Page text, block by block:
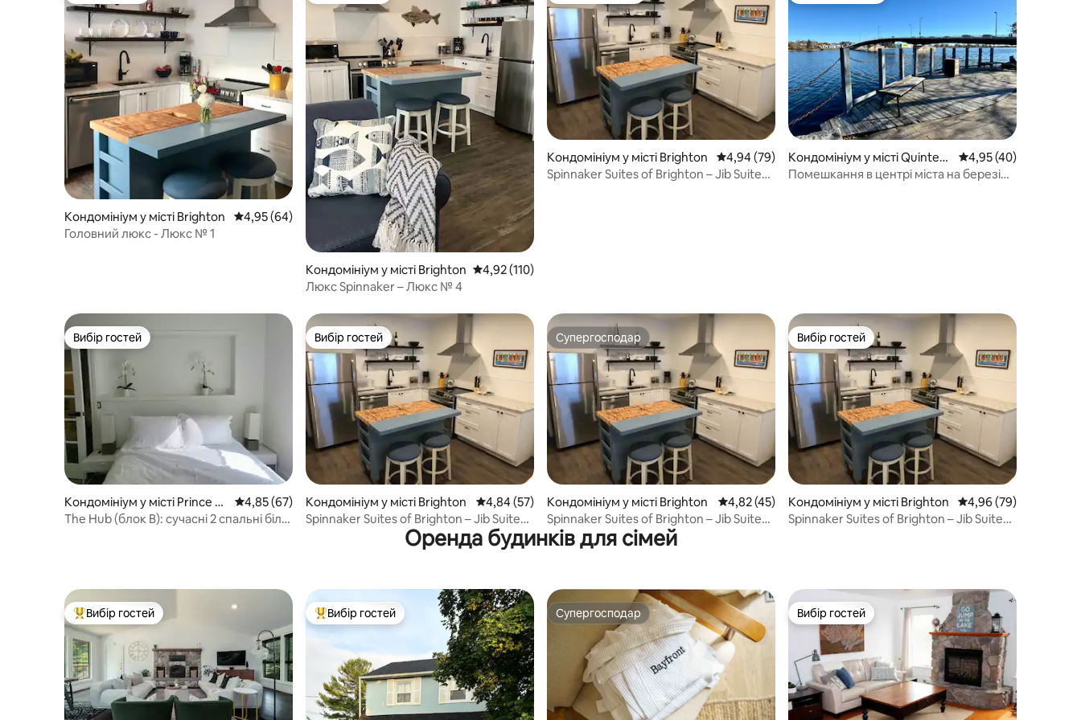
Кондомініум у місті Brighton Середня оцінка: 4,95 з 5, відгуки: 64
4,95 (64)
Головний люкс - Люкс № 1
Кондомініум у місті Brighton Середня оцінка: 4,92 з 5, відгуки: 110
4,92 (110)
Люкс Spinnaker – Люкс № 4
Кондомініум у місті Brighton Середня оцінка: 4,94 з 5, відгуки: 79
4,94 (79)
Spinnaker Suites of Brighton – Jib Suite
Кондомініум у місті Quinte
West
Середня оцінка: 4,95
4,95 (40)
Помешкання в центрі міста на березі
Вибір гостей
Вибір гостей
Кондомініум у місті Prince Ed
ward
Середня оцінка: 4,85 з 5, відгуки: 67
4,85 (67)
The Hub (блок B): сучасні 2 спальні біля
Вибір гостей
Вибір гостей
Кондомініум у місті Brighton Середня оцінка: 4,84 з 5, відгуки: 57
4,84 (57)
Spinnaker Suites of Brighton – Jib Suite
Супергосподар
Супергосподар
Кондомініум у місті Brighton Середня оцінка: 4,82 з 5, відгуки: 45
4,82 (45)
Spinnaker Suites of Brighton – Jib Suite
No. 6
Вибір гостей
Вибір гостей
Кондомініум у місті Brighton Середня оцінка: 4,96
4,96 (79)
Spinnaker Suites of Brighton – Jib Suite
Оренда будинків для сімей
Топ вибір гостей
Вибір гостей Топ вибір гостей
Вибір гостей Супергосподар
Супергосподар Вибір гостей
Вибір гостей